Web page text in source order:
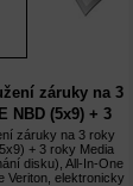
záruky na 3
NBD (5x9) + 3
Retention
elektronicky
záruky na 3 roky
+ 3 roky Media
disku), All-In-One
Veriton, elektronicky